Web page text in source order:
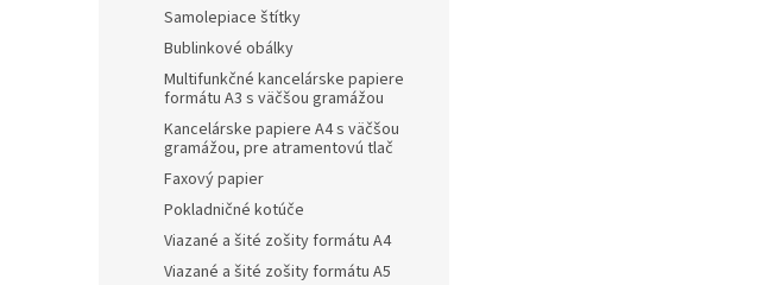
Samolepiace štítky
Bublinkové obálky
Multifunkčné kancelárske papiere
formátu A3 s väčšou gramážou
Kancelárske papiere A4 s väčšou
gramážou, pre atramentovú tlač
Faxový papier
Pokladničné kotúče
Viazané a šité zošity formátu A4
Viazané a šité zošity formátu A5